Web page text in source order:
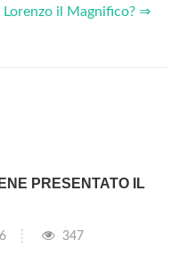
Lorenzo il Magnifico? ⇒
PRESENTATO IL
347